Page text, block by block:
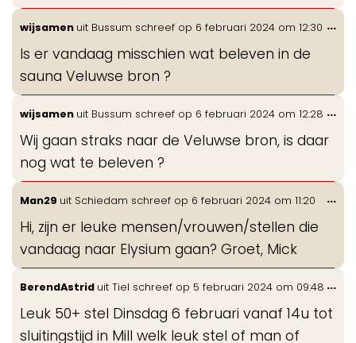
wijsamen uit Bussum schreef op 6 februari 2024 om 12:30
Is er vandaag misschien wat beleven in de
sauna Veluwse bron ?
...
wijsamen uit Bussum schreef op 6 februari 2024 om 12:28
Wij gaan straks naar de Veluwse bron, is daar
nog wat te beleven ?
...
Man29 uit Schiedam schreef op 6 februari 2024 om 11:20
Hi, zijn er leuke mensen/vrouwen/stellen die
vandaag naar Elysium gaan? Groet, Mick
...
BerendAstrid uit Tiel schreef op 5 februari 2024 om 09:48
Leuk 50+ stel Dinsdag 6 februari vanaf 14u tot
sluitingstijd in Mill welk leuk stel of man of
...